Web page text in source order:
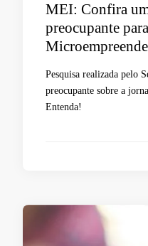
MEI: Confira
preocupante
Pesquisa realizada pelo
preocupante sobre a
Entenda!